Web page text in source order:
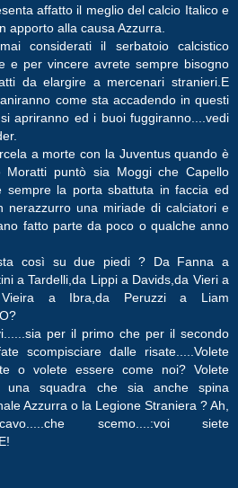
affatto il meglio del calcio Italico e
apporto alla causa Azzurra.
considerati il serbatoio calcistico
e per vincere avrete sempre bisogno
da elargire a mercenari stranieri.E
come sta accadendo in questi
apriranno ed i buoi fuggiranno....vedi
a morte con la Juventus quando è
Moratti puntò sia Moggi che Capello
sempre la porta sbattuta in faccia ed
nerazzurro una miriade di calciatori e
fatto parte da poco o qualche anno
così su due piedi ? Da Fanna a
a Tardelli,da Lippi a Davids,da Vieri a
Vieira a Ibra,da Peruzzi a Liam
per il primo che per il secondo
scompisciare dalle risate.....Volete
o volete essere come noi? Volete
una squadra che sia anche spina
Azzurra o la Legione Straniera ? Ah,
scemo....:voi siete